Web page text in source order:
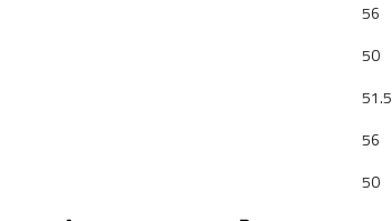
56
50
51.5
56
50